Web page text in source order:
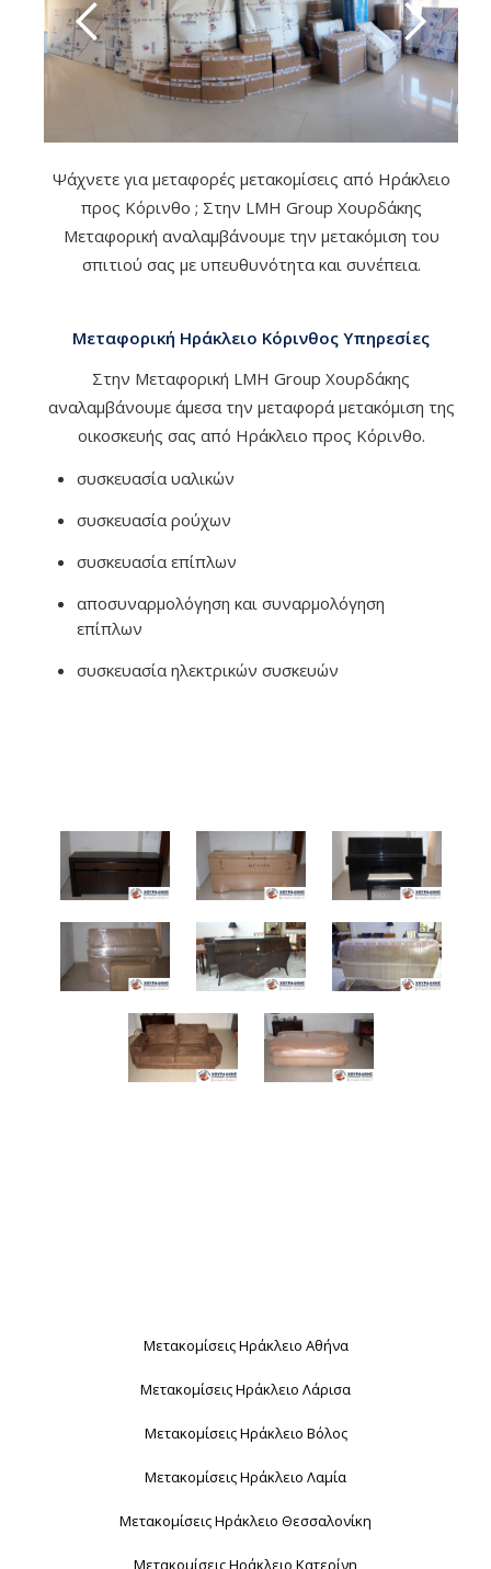
Ψάχνετε για μεταφορές μετακομίσεις από Ηράκλειο
προς Κόρινθο ; Στην LMH Group Χουρδάκης
Μεταφορική αναλαμβάνουμε την μετακόμιση του
σπιτιού σας με υπευθυνότητα και συνέπεια.
Μεταφορική Ηράκλειο Κόρινθος Υπηρεσίες
Στην Μεταφορική LMH Group Χουρδάκης
αναλαμβάνουμε άμεσα την μεταφορά μετακόμιση της
οικοσκευής σας από Ηράκλειο προς Κόρινθο.
συσκευασία υαλικών
συσκευασία ρούχων
συσκευασία επίπλων
αποσυναρμολόγηση και συναρμολόγηση
επίπλων
συσκευασία ηλεκτρικών συσκευών
Μετακομίσεις Ηράκλειο Αθήνα
Μετακομίσεις Ηράκλειο Λάρισα
Μετακομίσεις Ηράκλειο Βόλος
Μετακομίσεις Ηράκλειο Λαμία
Μετακομίσεις Ηράκλειο Θεσσαλονίκη
Μετακομίσεις Ηράκλειο Κατερίνη